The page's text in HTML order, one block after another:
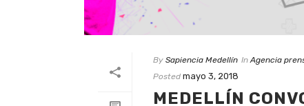
By Sapiencia Medellín In Agencia
Posted mayo 3, 2018
MEDELLÍN